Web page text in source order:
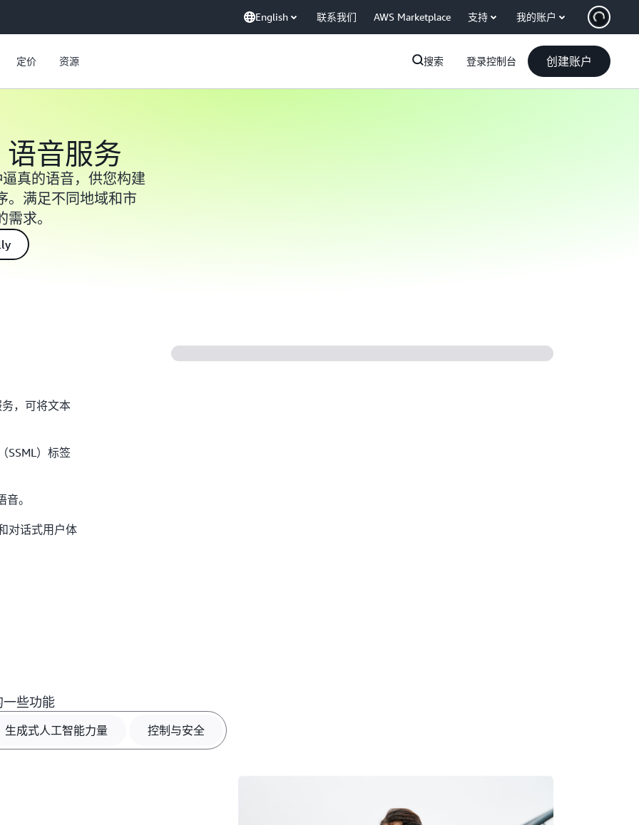
English 联系我们 AWS Marketplace 支持 我的账户
定价 资源 搜索 登录控制台 创建账户
音服务
真的语音，供您构建
。满足不同地域和市
求。
，可将文本
SSML）标签
。
对话式用户体
些功能
生成式人工智能力量 控制与安全